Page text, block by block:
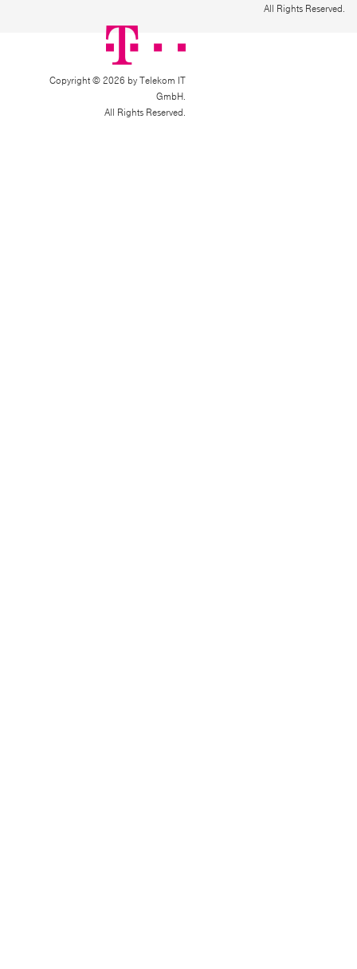
All Rights Reserved.
Copyright © 2026 by Telekom IT
GmbH.
All Rights Reserved.